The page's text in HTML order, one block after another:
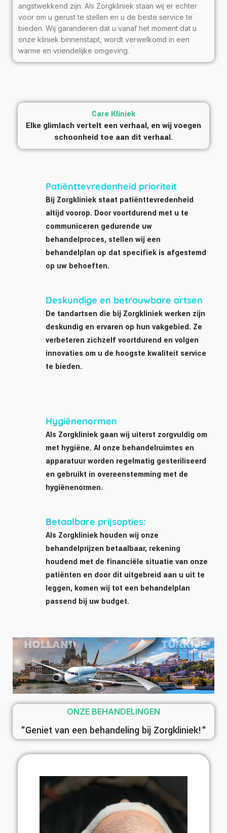
angstwekkend zijn. Als Zorgkliniek staan ​​wij er echter
voor om u gerust te stellen en u de beste service te
bieden. Wij garanderen dat u vanaf het moment dat u
onze kliniek binnenstapt, wordt verwelkomd in een
warme en vriendelijke omgeving.
Care Kliniek
Elke glimlach vertelt een verhaal, en wij voegen
schoonheid toe aan dit verhaal.
Patiënttevredenheid prioriteit
Bij Zorgkliniek staat patiënttevredenheid
altijd voorop. Door voortdurend met u te
communiceren gedurende uw
behandelproces, stellen wij een
behandelplan op dat specifiek is afgestemd
op uw behoeften.
Deskundige en betrouwbare artsen
De tandartsen die bij Zorgkliniek werken zijn
deskundig en ervaren op hun vakgebied. Ze
verbeteren zichzelf voortdurend en volgen
innovaties om u de hoogste kwaliteit service
te bieden.
Hygiënenormen
Als Zorgkliniek gaan wij uiterst zorgvuldig om
met hygiëne. Al onze behandelruimtes en
apparatuur worden regelmatig gesteriliseerd
en gebruikt in overeenstemming met de
hygiënenormen.
Betaalbare prijsopties:
Als Zorgkliniek houden wij onze
behandelprijzen betaalbaar, rekening
houdend met de financiële situatie van onze
patiënten en door dit uitgebreid aan u uit te
leggen, komen wij tot een behandelplan
passend bij uw budget.
ONZE BEHANDELINGEN
"Geniet van een behandeling bij Zorgkliniek!"